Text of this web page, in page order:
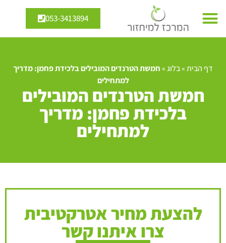
053-3413894
דף הבית»בלוג»חמשת הטרנדים המובילים בלכידת פחמן: מדריך
למתחילים
חמשת הטרנדים המובילים
בלכידת פחמן: מדריך
למתחילים
להצעת מחיר אטרקטיבית
צרו איתנו קשר